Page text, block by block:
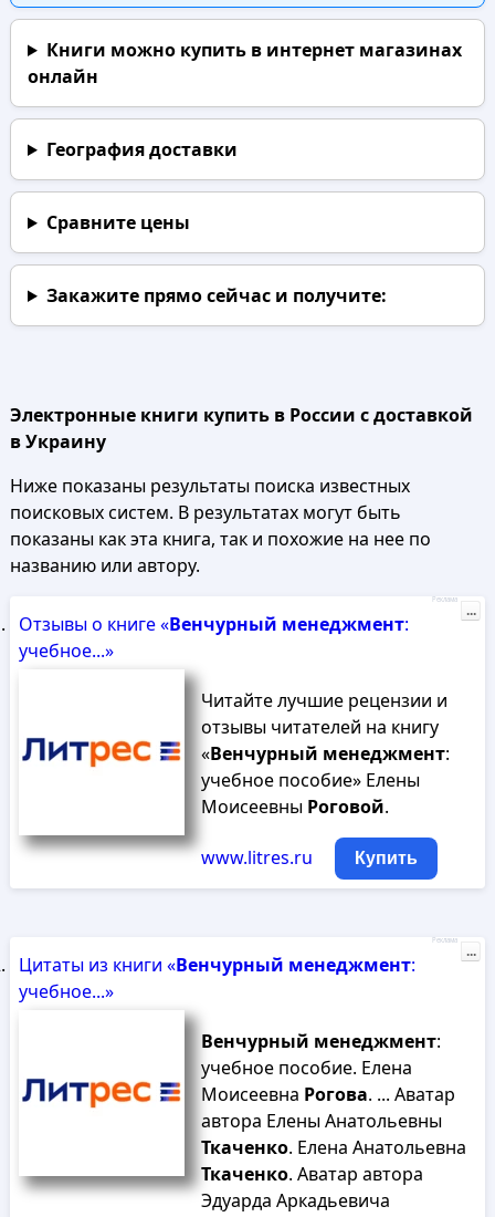
Книги можно купить в интернет магазинах
онлайн
География доставки
Сравните цены
Закажите прямо сейчаси получите:
Электронные книги купить в России с доставкой
в Украину
Ниже показаны результаты поиска известных
поисковых систем. В результатах могут быть
показаны как эта книга, так и похожие на нее по
названию или автору.
Отзывы о книге «Венчурный менеджмент:
учебное...»
Читайте лучшие рецензии и
отзывы читателей на книгу
«Венчурный менеджмент:
учебное пособие» Елены
Моисеевны Роговой.
www.litres.ru Купить
Реклама
...
Цитаты из книги «Венчурный менеджмент:
учебное...»
Венчурный менеджмент:
учебное пособие. Елена
Моисеевна Рогова. ... Аватар
автора Елены Анатольевны
Ткаченко. Елена Анатольевна
Ткаченко. Аватар автора
Эдуарда Аркадьевича
Реклама
...